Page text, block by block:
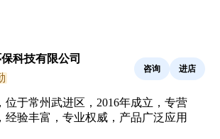
科技有限公司
咨询 进店
位于常州武进区，2016年成立，专营
经验丰富，专业权威，产品广泛应用